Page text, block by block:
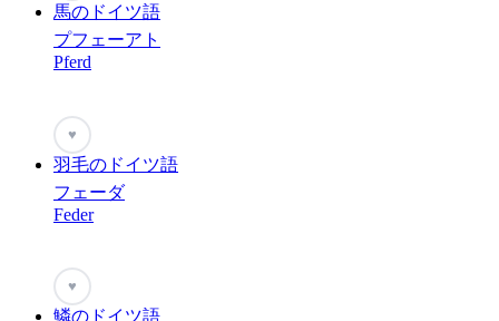
馬のドイツ語
プフェーアト
Pferd
♥
羽毛のドイツ語
フェーダ
Feder
♥
鱗のドイツ語